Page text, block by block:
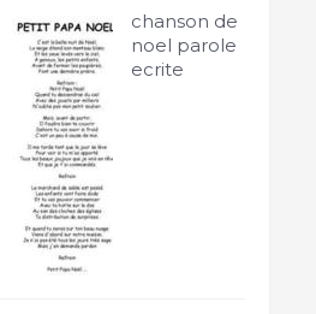
chanson de
noel parole
ecrite